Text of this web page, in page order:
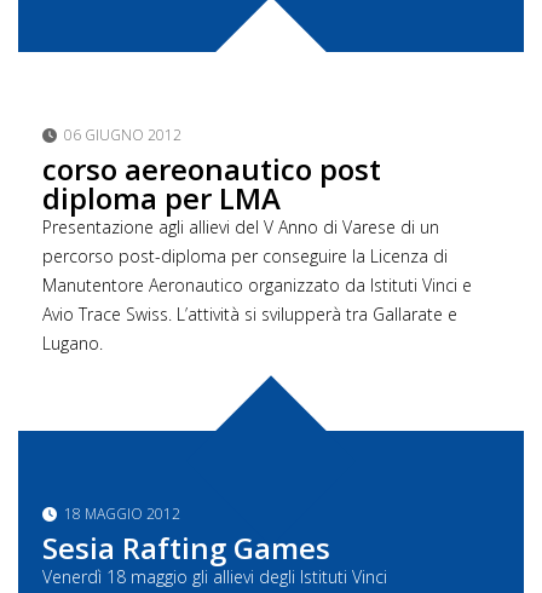
06 GIUGNO 2012
corso aereonautico post
diploma per LMA
Presentazione agli allievi del V Anno di Varese di un
percorso post-diploma per conseguire la Licenza di
Manutentore Aeronautico organizzato da Istituti Vinci e
Avio Trace Swiss. L’attività si svilupperà tra Gallarate e
Lugano.
18 MAGGIO 2012
Sesia Rafting Games
Venerdì 18 maggio gli allievi degli Istituti Vinci